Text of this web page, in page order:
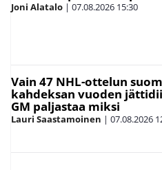
Joni Alatalo | 07.08.2026 15:30
Vain 47 NHL-ottelun
kahdeksan vuoden
GM paljastaa miksi
Lauri Saastamoinen | 07.08.2026